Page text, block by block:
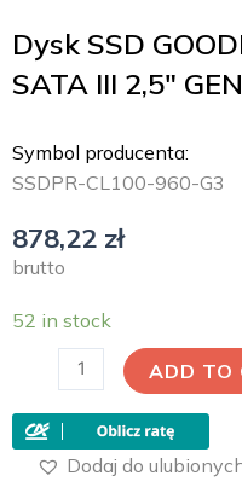
Dysk SSD
SATA III 2,5″
Symbol producenta:
SSDPR-CL100-960-G3
878,22 zł
brutto
52 in stock
ADD TO
Dodaj do